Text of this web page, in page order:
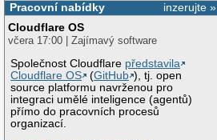
inzerujte »
Pracovní nabídky
Cloudflare OS
včera 17:00 | Zajímavý software
Společnost Cloudflare představila
Cloudflare OS
(GitHub ), tj. open
source platformu navrženou pro
integraci umělé inteligence (agentů)
přímo do pracovních procesů
organizací.